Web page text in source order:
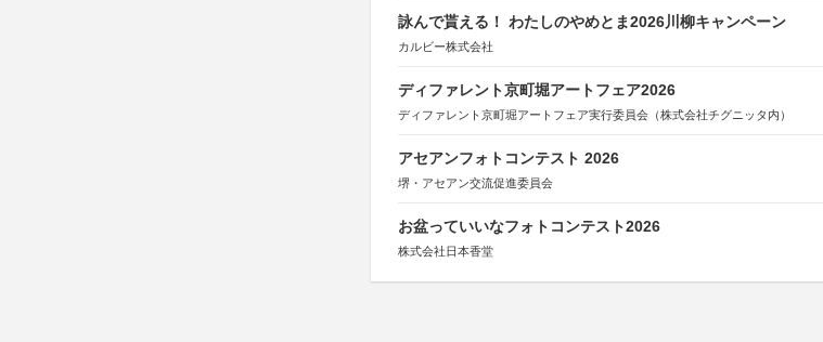
詠んで貰える！ わたしのやめとま2026川柳キャンペーン
カルビー株式会社
ディファレント京町堀アートフェア2026
ディファレント京町堀アートフェア実行委員会（株式会社チグニッタ内）
アセアンフォトコンテスト 2026
堺・アセアン交流促進委員会
お盆っていいなフォトコンテスト2026
株式会社日本香堂